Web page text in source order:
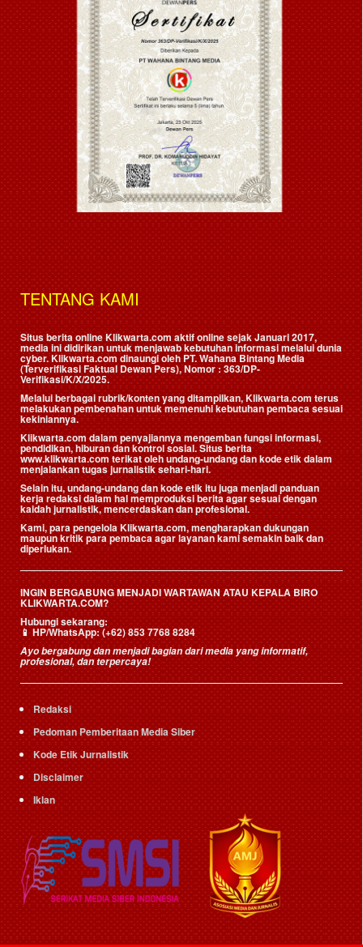
TENTANG KAMI
Situs berita online Klikwarta.com aktif online sejak Januari 2017,
media ini didirikan untuk menjawab kebutuhan informasi melalui dunia
cyber. Klikwarta.com dinaungi oleh PT. Wahana Bintang Media
(Terverifikasi Faktual Dewan Pers), Nomor : 363/DP-
Verifikasi/K/X/2025.
Melalui berbagai rubrik/konten yang ditampilkan, Klikwarta.com terus
melakukan pembenahan untuk memenuhi kebutuhan pembaca sesuai
kekiniannya.
Klikwarta.com dalam penyajiannya mengemban fungsi informasi,
pendidikan, hiburan dan kontrol sosial. Situs berita
www.klikwarta.com terikat oleh undang-undang dan kode etik dalam
menjalankan tugas jurnalistik sehari-hari.
Selain itu, undang-undang dan kode etik itu juga menjadi panduan
kerja redaksi dalam hal memproduksi berita agar sesuai dengan
kaidah jurnalistik, mencerdaskan dan profesional.
Kami, para pengelola Klikwarta.com, mengharapkan dukungan
maupun kritik para pembaca agar layanan kami semakin baik dan
diperlukan.
INGIN BERGABUNG MENJADI WARTAWAN ATAU KEPALA BIRO
KLIKWARTA.COM?
Hubungi sekarang:
📱HP/WhatsApp:(+62) 853 7768 8284
Ayo bergabung dan menjadi bagian dari media yang informatif,
profesional, dan terpercaya!
Redaksi
Pedoman Pemberitaan Media Siber
Kode Etik Jurnalistik
Disclaimer
Iklan